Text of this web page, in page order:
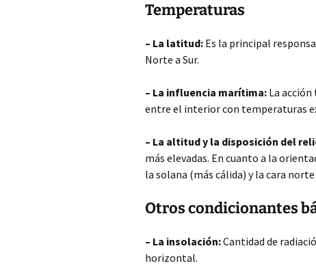
Temperaturas
– La latitud: Es la principal
Norte a Sur.
– La influencia marítima: La
entre el interior con temperaturas
– La altitud y la disposición del
más elevadas. En cuanto a la
la solana (más cálida) y la cara
Otros condicionantes
– La insolación:Cantidad de
horizontal.